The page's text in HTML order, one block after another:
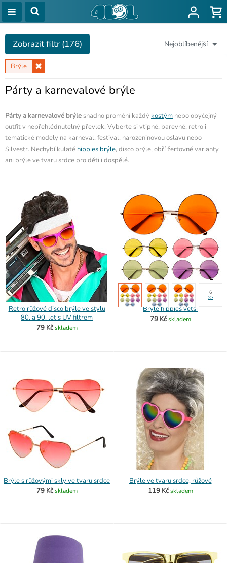
Nejoblíbenější
Zobrazit filtr (176)
Brýle
Párty a karnevalové brýle
Párty a karnevalové brýle snadno promění každý kostým nebo obyčejný
outfit v nepřehlédnutelný převlek. Vyberte si vtipné, barevné, retro i
tematické modely na karneval, festival, narozeninovou oslavu nebo
Silvestr. Nechybí kulaté hippies brýle, disco brýle, obří žertovné varianty
ani brýle ve tvaru srdce pro děti i dospělé.
Retro růžové disco brýle ve stylu
80. a 90. let s UV filtrem
79 Kč skladem
6
>>
Brýle hippies větší
79 Kč skladem
Brýle s růžovými skly ve tvaru srdce
79 Kč skladem
Brýle ve tvaru srdce, růžové
119 Kč skladem